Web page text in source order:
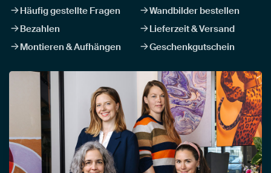
Häufig gestellte Fragen
Wandbilder bestellen
Bezahlen
Lieferzeit & Versand
Montieren & Aufhängen
Geschenkgutschein